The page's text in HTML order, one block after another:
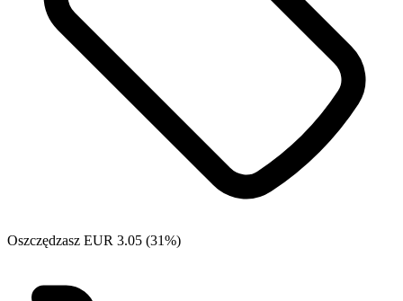
Oszczędzasz EUR 3.05 (31%)